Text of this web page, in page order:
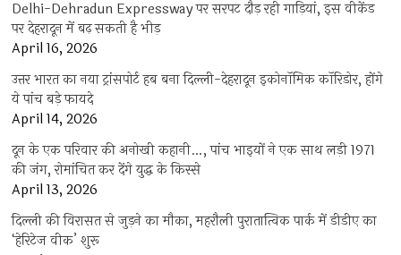
Delhi-Dehradun Expressway पर सरपट दौड़ रही गाड़ियां, इस वीकेंड
पर देहरादून में बढ़ सकती है भीड़
April 16, 2026
उत्तर भारत का नया ट्रांसपोर्ट हब बना दिल्ली-देहरादून इकोनॉमिक कॉरिडोर, होंगे
ये पांच बड़े फायदे
April 14, 2026
दून के एक परिवार की अनोखी कहानी…, पांच भाइयों ने एक साथ लड़ी 1971
की जंग, रोमांचित कर देंगे युद्ध के किस्से
April 13, 2026
दिल्ली की विरासत से जुड़ने का मौका, महरौली पुरातात्विक पार्क में डीडीए का
‘हेरिटेज वीक’ शुरू